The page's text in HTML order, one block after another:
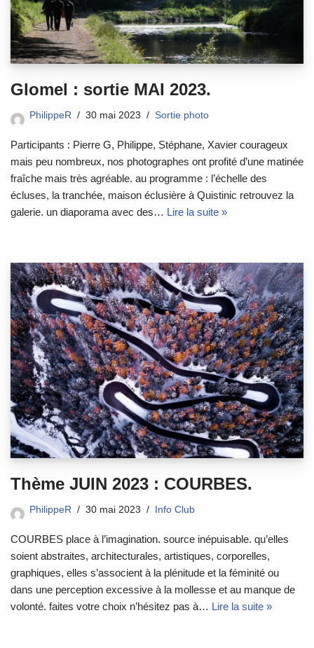
Glomel : sortie MAI 2023.
PhilippeR 30 mai 2023 Sortie photo
Participants : Pierre G, Philippe, Stéphane, Xavier courageux
mais peu nombreux, nos photographes ont profité d’une matinée
fraîche mais très agréable. au programme : l’échelle des
écluses, la tranchée, maison éclusière à Quistinic retrouvez la
galerie. un diaporama avec des… Lire la suite »
Thème JUIN 2023 : COURBES.
PhilippeR 30 mai 2023 Info Club
COURBES place à l’imagination. source inépuisable. qu’elles
soient abstraites, architecturales, artistiques, corporelles,
graphiques, elles s’associent à la plénitude et la féminité ou
dans une perception excessive à la mollesse et au manque de
volonté. faites votre choix n’hésitez pas à… Lire la suite »